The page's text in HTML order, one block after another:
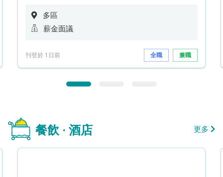
多區
薪金面議
刊登於 1日前 全職 兼職
餐飲 · 酒店 更多